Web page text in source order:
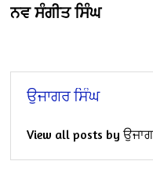
ਨਵ ਸੰਗੀਤ ਸਿੰਘ
ਉਜਾਗਰ ਸਿੰਘ
View all posts by